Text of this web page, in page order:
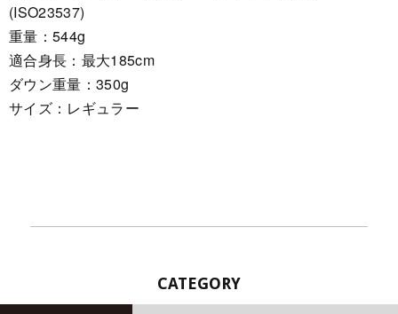
(ISO23537)
重量：544g
適合身長：最大185cm
ダウン重量：350g
サイズ：レギュラー
CATEGORY